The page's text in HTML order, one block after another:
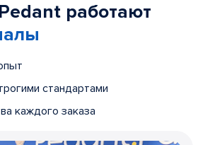
работают
стандартами
каждого заказа